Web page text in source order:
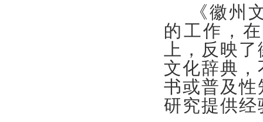
《徽州文
的工作，
上，反映
文化辞典
书或普及
研究提供